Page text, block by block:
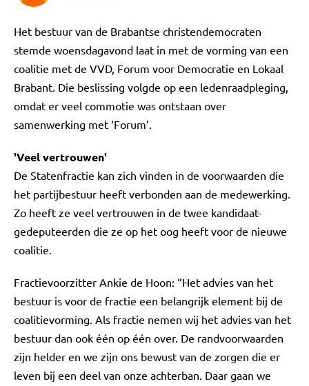
Het bestuur van de Brabantse christendemocraten
stemde woensdagavond laat in met de vorming van een
coalitie met de VVD, Forum voor Democratie en Lokaal
Brabant. Die beslissing volgde op een ledenraadpleging,
omdat er veel commotie was ontstaan over
samenwerking met ‘Forum’.
'Veel vertrouwen'
De Statenfractie kan zich vinden in de voorwaarden die
het partijbestuur heeft verbonden aan de medewerking.
Zo heeft ze veel vertrouwen in de twee kandidaat-
gedeputeerden die ze op het oog heeft voor de nieuwe
coalitie.
Fractievoorzitter Ankie de Hoon: “Het advies van het
bestuur is voor de fractie een belangrijk element bij de
coalitievorming. Als fractie nemen wij het advies van het
bestuur dan ook één op één over. De randvoorwaarden
zijn helder en we zijn ons bewust van de zorgen die er
leven bij een deel van onze achterban. Daar gaan we